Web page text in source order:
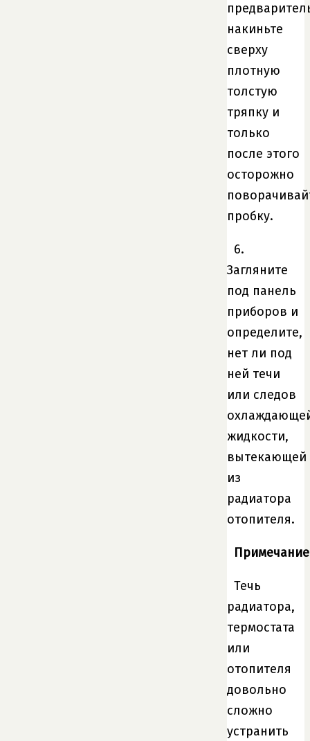
накиньте
сверху
плотную
толстую
тряпку и
только
после этого
осторожно
пробку.
6.
Загляните
под панель
приборов и
определите,
нет ли под
ней течи
или следов
жидкости,
вытекающей
из
радиатора
отопителя.
Течь
радиатора,
термостата
или
отопителя
довольно
сложно
устранить